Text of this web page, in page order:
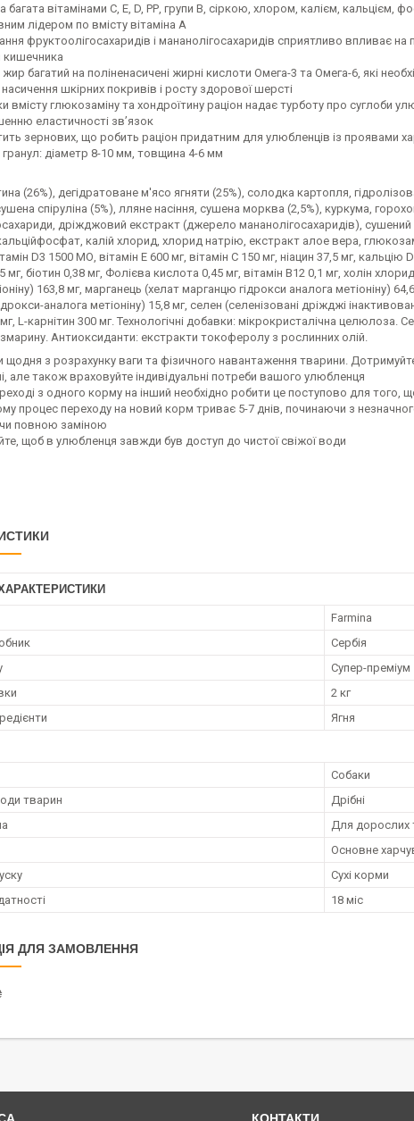
багата вітамінами С, Е, D, РР, групи В, сіркою, хлором, калієм,
лідером по вмісту вітаміна А
фруктоолігосахаридів і мананолігосахаридів сприятливо впливає
кишечника
багатий на поліненасичені жирні кислоти Омега-3 та Омега-6, які
шкірних покривів і росту здорової шерсті
вмісту глюкозаміну та хондроїтину раціон надає турботу про суглоби
еластичності зв’язок
зернових, що робить раціон придатним для улюбленців із проявами
гранул: діаметр 8-10 мм, товщина 4-6 мм
(26%), дегідратоване м'ясо ягняти (25%), солодка картопля,
спіруліна (5%), лляне насіння, сушена морква (2,5%), куркума,
дріжджовий екстракт (джерело мананолiгосахаридів), сушений
калій хлорид, хлорид натрію, екстракт алое вера,
D3 1500 МО, вітамін E 600 мг, вітамін C 150 мг, ніацин 37,5 мг, кальцію
мг, біотин 0,38 мг, Фолієва кислота 0,45 мг, вітамін B12 0,1 мг, холін
163,8 мг, марганець (хелат марганцю гідрокси аналога метіоніну)
аналога метіоніну) 15,8 мг, селен (селенізовані дріжджі
L-карнітин 300 мг. Технологічні добавки: мікрокристалічна целюлоза.
Антиоксиданти: екстракти токоферолу з рослинних олій.
щодня з розрахунку ваги та фізичного навантаження тварини.
але також враховуйте індивідуальні потреби вашого улюбленця
з одного корму на інший необхідно робити це поступово для того,
процес переходу на новий корм триває 5-7 днів, починаючи з
повною заміною
щоб в улюбленця завжди був доступ до чистої свіжої води
Farmina
Сербія
Супер-преміум
2 кг
Ягня
Собаки
тварин
Дрібні
Для дорослих
Основне
Сухі корми
18 міс
ДЛЯ ЗАМОВЛЕННЯ